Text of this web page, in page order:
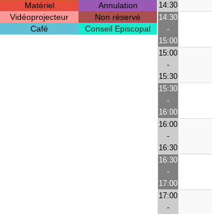
Matériel
Annulation
Vidéoprojecteur
Non réservé
Café
Conseil Episcopal
14:30
14:30
-
15:00
15:00
-
15:30
15:30
-
16:00
16:00
-
16:30
16:30
-
17:00
17:00
-